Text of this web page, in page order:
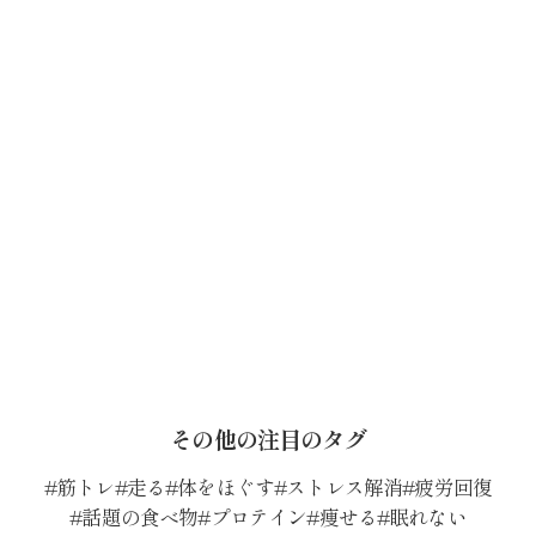
その他の注目のタグ
筋トレ 走る 体をほぐす ストレス解消 疲労回復
話題の食べ物 プロテイン 痩せる 眠れない